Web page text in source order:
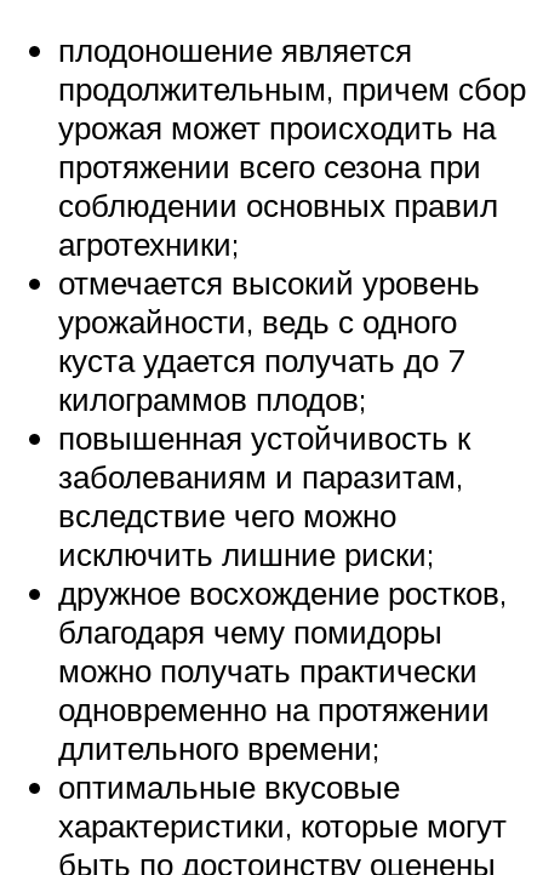
плодоношение является
продолжительным, причем сбор
урожая может происходить на
протяжении всего сезона при
соблюдении основных правил
агротехники;
отмечается высокий уровень
урожайности, ведь с одного
куста удается получать до 7
килограммов плодов;
повышенная устойчивость к
заболеваниям и паразитам,
вследствие чего можно
исключить лишние риски;
дружное восхождение ростков,
благодаря чему помидоры
можно получать практически
одновременно на протяжении
длительного времени;
оптимальные вкусовые
характеристики, которые могут
быть по достоинству оценены